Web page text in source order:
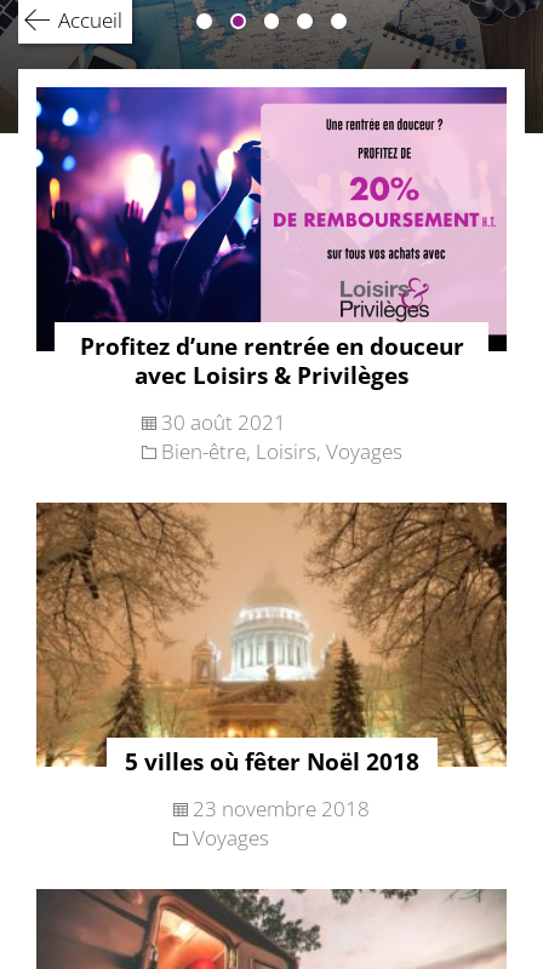
Accueil
Profitez d’une rentrée en douceur
avec Loisirs & Privilèges
30 août 2021
Bien-être, Loisirs, Voyages
5 villes où fêter Noël 2018
23 novembre 2018
Voyages